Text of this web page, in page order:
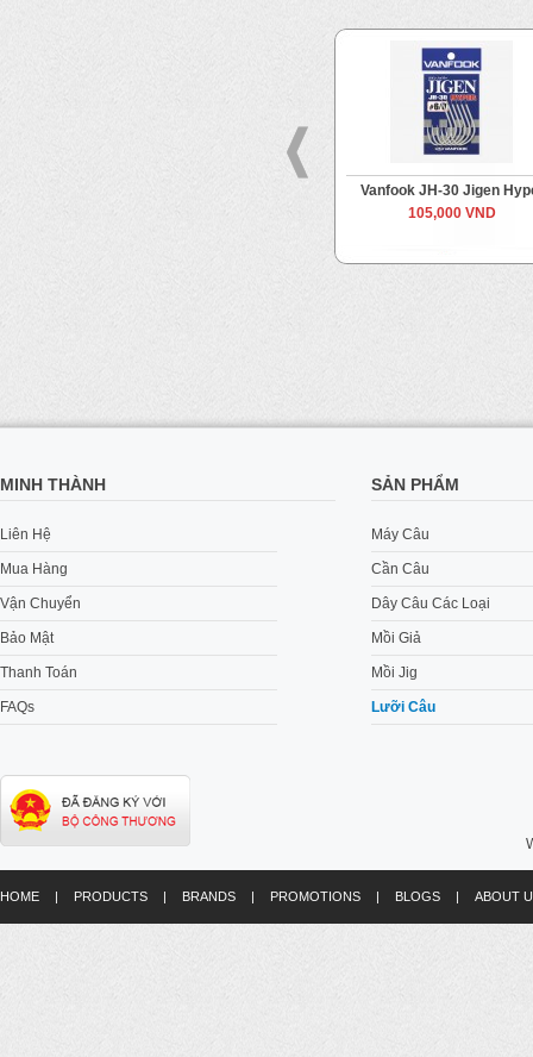
Vanfook JH-30 Jigen
105,000 VND
MINH THÀNH
Liên Hệ
Mua Hàng
Vận Chuyển
Bảo Mật
Thanh Toán
FAQs
SẢN PHẨM
Máy Câu
Cần Câu
Dây Câu Các Loại
Mồi Giả
Mồi Jig
Lưỡi Câu
HOME | PRODUCTS | BRANDS | PROMOTIONS | BLOGS | ABOUT